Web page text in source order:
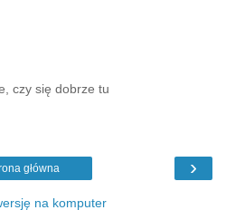
czy się dobrze tu
›
główna
na komputer